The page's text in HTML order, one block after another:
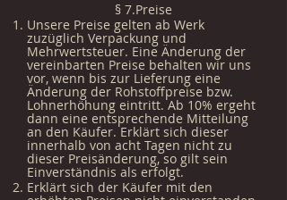
§ 7.Preise
Unsere Preise gelten ab Werk
zuzüglich Verpackung und
Mehrwertsteuer. Eine Änderung der
vereinbarten Preise behalten wir uns
vor, wenn bis zur Lieferung eine
Änderung der Rohstoffpreise bzw.
Lohnerhöhung eintritt. Ab 10% ergeht
dann eine entsprechende Mitteilung
an den Käufer. Erklärt sich dieser
innerhalb von acht Tagen nicht zu
dieser Preisänderung, so gilt sein
Einverständnis als erfolgt.
Erklärt sich der Käufer mit den